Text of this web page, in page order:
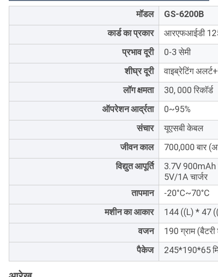
मॉडल
GS-6200B
कार्ड का प्रकार
आरएफआईडी
प्रभाव दूरी
0-3 सेमी
शीघ्र दूरी
वाइब्रेटिंग
लॉग क्षमता
30, 000 रिकॉर्ड
ऑपरेशन आर्द्रता
0~95%
संचार
यूएसबी केबल
जीवन काल
700,000 बार
विद्युत आपूर्ति
3.7V 900mAh
5V/1A चार्जर
तापमान
-20°C~70°C
मशीन का आकार
144 ((L) * 47
वजन
190 ग्राम (बैटरी
पैकेज
245*190*65